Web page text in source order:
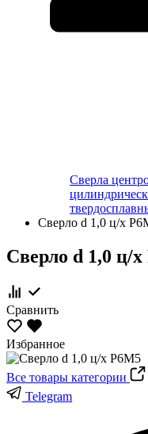
Сверла
Сверло d 1,0 ц/х
Сверло d 1,0 ц/
Сравнить
Избранное
Все товары категории
Telegram